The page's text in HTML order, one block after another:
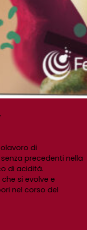
di
precedenti nella
di acidità.
si evolve e
nel corso del